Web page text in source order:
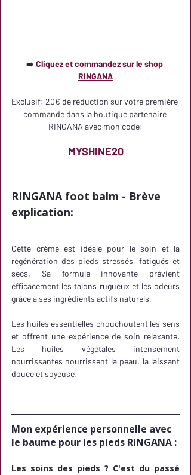
➡️ Cliquez et commandez sur le shop
RINGANA
Exclusif: 20€ de réduction sur votre première
commande dans la boutique partenaire
RINGANA avec mon code:
MYSHINE20
RINGANA foot balm - Brève
explication:
Cette crème est idéale pour le soin et la
régénération des pieds stressés, fatigués et
secs. Sa formule innovante prévient
efficacement les talons rugueux et les odeurs
grâce à ses ingrédients actifs naturels.
Les huiles essentielles chouchoutent les sens
et offrent une expérience de soin relaxante.
Les huiles végétales intensément
nourrissantes nourrissent la peau, la laissant
douce et soyeuse.
Mon expérience personnelle avec
le baume pour les pieds RINGANA :
Les soins des pieds ? C'est du passé